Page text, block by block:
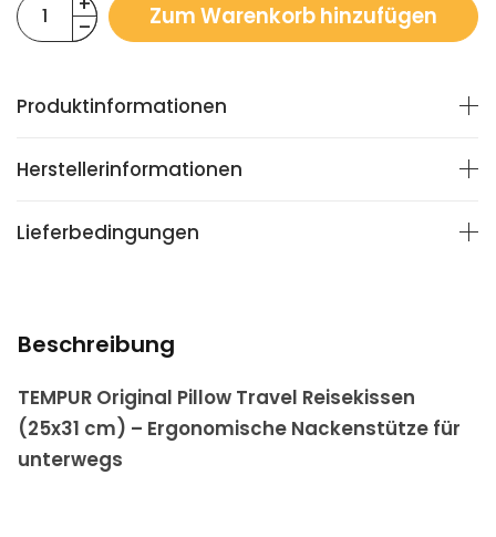
Zum Warenkorb hinzufügen
Produktinformationen
Herstellerinformationen
Lieferbedingungen
Beschreibung
TEMPUR Original Pillow Travel Reisekissen
(25x31 cm) – Ergonomische Nackenstütze für
unterwegs